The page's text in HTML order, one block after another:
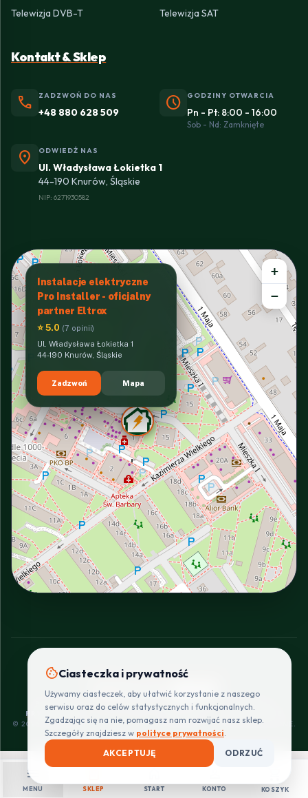
menu
MENU SKLEP START KONTO KOSZYK
Telewizja DVB-T
Telewizja SAT
Kontakt & Sklep
phone ZADZWOŃ DO NAS
+48 880 628 509 schedule GODZINY OTWARCIA
Pn - Pt: 8:00 - 16:00
Sob - Nd: Zamknięte
location_on ODWIEDŹ NAS
Ul. Władysława Łokietka 1
44-190 Knurów, Śląskie
NIP: 6271930582
Instalacje elektryczne
Pro Installer - oficjalny
partner Eltrox
⭐ 5.0 (7 opinii)
Ul. Władysława Łokietka 1
44-190 Knurów, Śląskie
Zadzwoń Mapa
+
−
INTERACTIVE VIEW
SZYBKIE I BEZPIECZNE PŁATNOŚCI
POLITYKA
PRYWATNOŚCI
REGULAMIN
CENNIK
DOSTAW
ZWROTY I
REKLAMACJE
© 2026 PROINSTALLER.PL - KNURÓW. WSZYSTKIE PRAWA ZASTRZEŻONE.
cookieCiasteczka i prywatność
Używamy ciasteczek, aby ułatwić korzystanie z naszego
serwisu oraz do celów statystycznych i funkcjonalnych.
Zgadzając się na nie, pomagasz nam rozwijać nasz sklep.
Szczegóły znajdziesz w polityce prywatności.
AKCEPTUJĘ
ODRZUĆ